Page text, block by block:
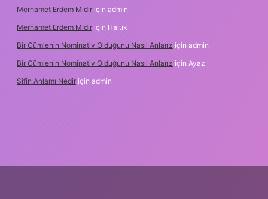
Merhamet Erdem Midir için admin
Merhamet Erdem Midir için Haluk
Bir Cümlenin Nominativ Olduğunu Nasıl Anlarız için admin
Bir Cümlenin Nominativ Olduğunu Nasıl Anlarız için Ayaz
Sifin Anlamı Nedir için admin